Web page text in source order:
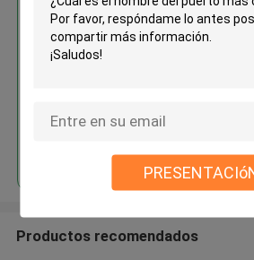
K1 K3 Filtro de
biofilmo
Productos recomendados